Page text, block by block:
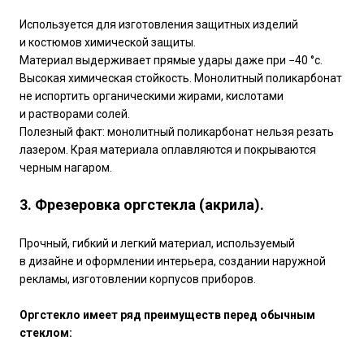
Используется для изготовления защитных изделий
и костюмов химической защиты.
Материал выдерживает прямые удары даже при −40 °с.
Высокая химическая стойкость. Монолитный поликарбонат
не испортить органическими жирами, кислотами
и растворами солей.
Полезный факт: монолитный поликарбонат нельзя резать
лазером. Края материала оплавляются и покрываются
черным нагаром.
3. Фрезеровка оргстекла (акрила).
Прочный, гибкий и легкий материал, используемый
в дизайне и оформлении интерьера, создании наружной
рекламы, изготовлении корпусов приборов.
Оргстекло имеет ряд преимуществ перед обычным
стеклом: